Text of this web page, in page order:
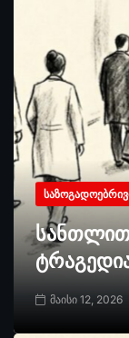
სანთლით
მაისი 12, 2026